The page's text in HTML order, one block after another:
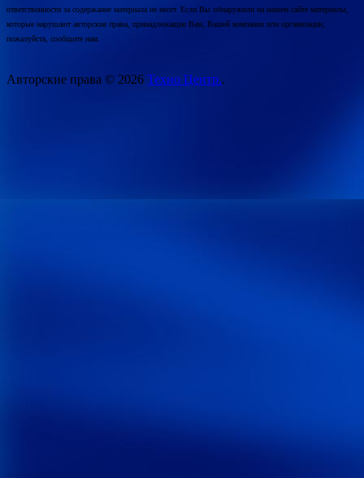
ответственности за содержание материала не несет. Если Вы обнаружили на нашем сайте материалы,
которые нарушают авторские права, принадлежащие Вам, Вашей компании или организации,
пожалуйста, сообщите нам.
Авторские права © 2026 Техно Центр..